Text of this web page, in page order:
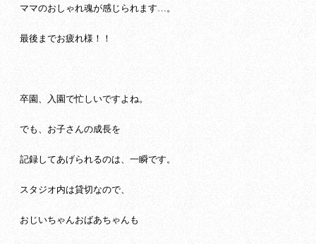
ママのおしゃれ魂が感じられます…。
最後までお疲れ様！！
卒園、入園で忙しいですよね。
でも、お子さんの成長を
記録してあげられるのは、一瞬です。
スタジオ内は貸切なので、
おじいちゃんおばあちゃんも